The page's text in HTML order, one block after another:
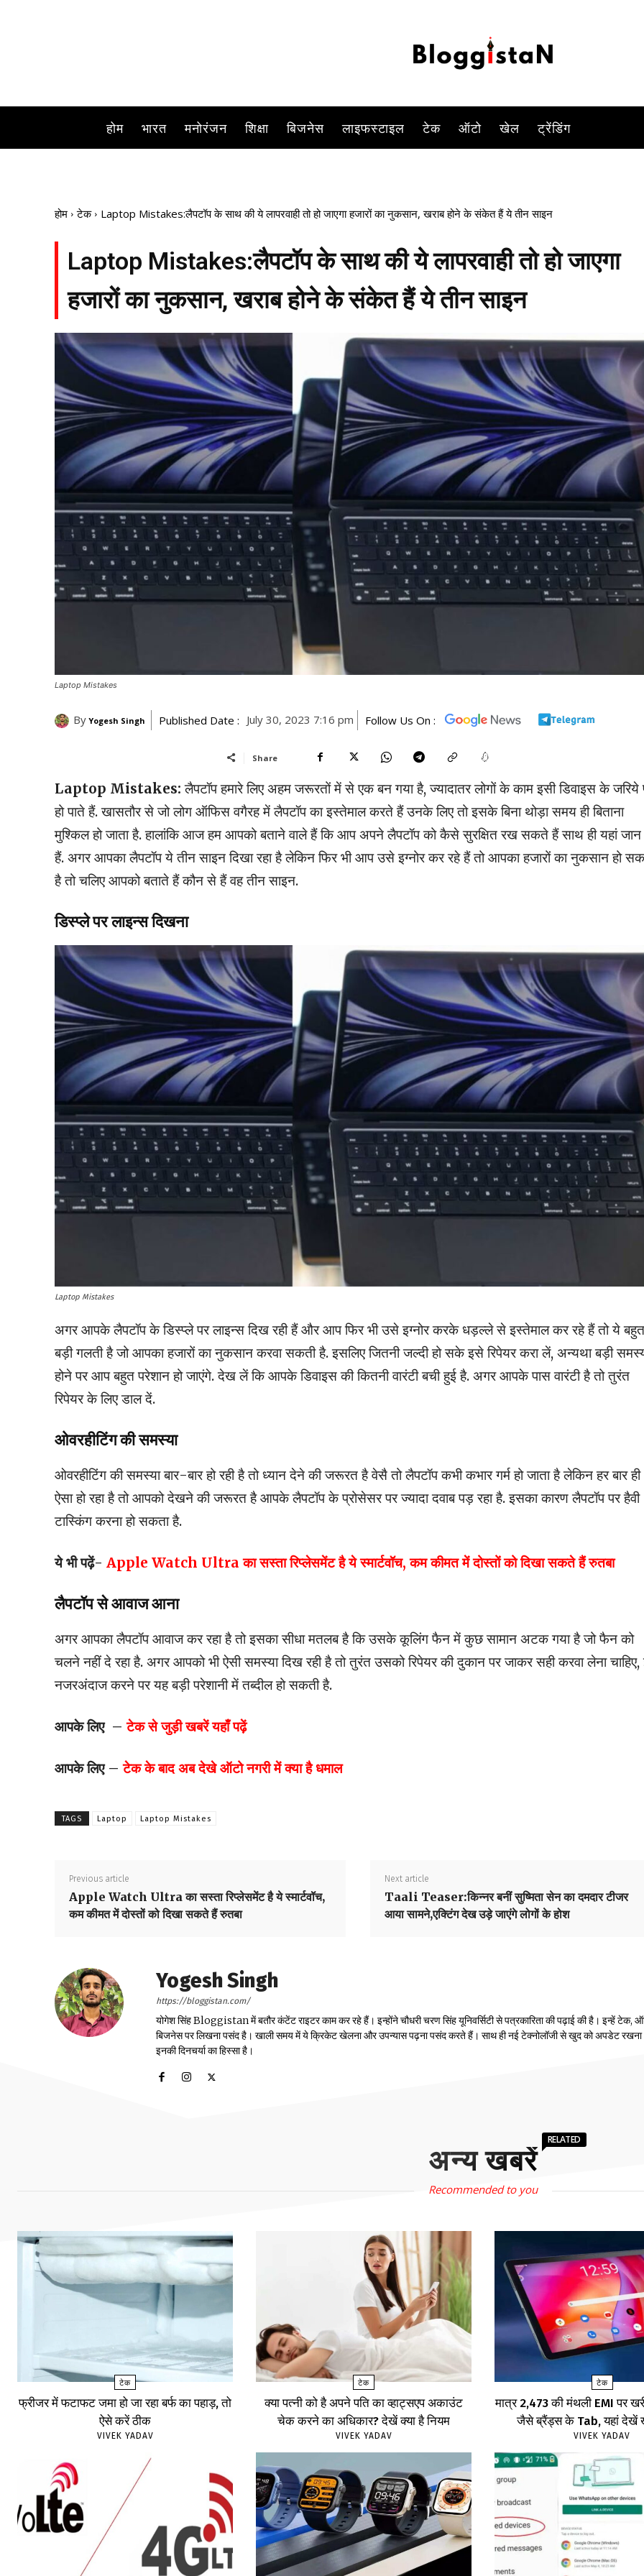
होम भारत मनोरंजन शिक्षा बिजनेस लाइफस्टाइल टेक ऑटो खेल ट्रेंडिंग
होम टेक Laptop Mistakes:लैपटॉप के साथ की ये लापरवाही तो हो जाएगा हजारों का नुकसान, खराब होने के संकेत हैं ये तीन साइन
Laptop Mistakes:लैपटॉप के साथ की ये लापरवाही तो हो जाएगा
हजारों का नुकसान, खराब होने के संकेत हैं ये तीन साइन
Laptop Mistakes
By Yogesh Singh Published Date : July 30, 2023 7:16 pm Follow Us On :
Share
Laptop Mistakes: लैपटॉप हमारे लिए अहम जरूरतों में से एक बन गया है, ज्यादातर लोगों के काम इसी डिवाइस के जरिये
हो पाते हैं. खासतौर से जो लोग ऑफिस वगैरह में लैपटॉप का इस्तेमाल करते हैं उनके लिए तो इसके बिना थोड़ा समय ही बिताना
मुश्किल हो जाता है. हालांकि आज हम आपको बताने वाले हैं कि आप अपने लैपटॉप को कैसे सुरक्षित रख सकते हैं साथ ही यहां जान
हैं. अगर आपका लैपटॉप ये तीन साइन दिखा रहा है लेकिन फिर भी आप उसे इग्नोर कर रहे हैं तो आपका हजारों का नुकसान हो
है तो चलिए आपको बताते हैं कौन से हैं वह तीन साइन.
डिस्प्ले पर लाइन्स दिखना
Laptop Mistakes
अगर आपके लैपटॉप के डिस्प्ले पर लाइन्स दिख रही हैं और आप फिर भी उसे इग्नोर करके धड़ल्ले से इस्तेमाल कर रहे हैं तो ये बहुत
बड़ी गलती है जो आपका हजारों का नुकसान करवा सकती है. इसलिए जितनी जल्दी हो सके इसे रिपेयर करा लें, अन्यथा बड़ी
होने पर आप बहुत परेशान हो जाएंगे. देख लें कि आपके डिवाइस की कितनी वारंटी बची हुई है. अगर आपके पास वारंटी है तो तुरंत
रिपेयर के लिए डाल दें.
ओवरहीटिंग की समस्या
ओवरहीटिंग की समस्या बार-बार हो रही है तो ध्यान देने की जरूरत है वेसै तो लैपटॉप कभी कभार गर्म हो जाता है लेकिन हर बार ही
ऐसा हो रहा है तो आपको देखने की जरूरत है आपके लैपटॉप के प्रोसेसर पर ज्यादा दवाब पड़ रहा है. इसका कारण लैपटॉप पर हैवी
टास्किंग करना हो सकता है.
ये भी पढ़ें- Apple Watch Ultra का सस्ता रिप्लेसमेंट है ये स्मार्टवॉच, कम कीमत में दोस्तों को दिखा सकते हैं रुतबा
लैपटॉप से आवाज आना
अगर आपका लैपटॉप आवाज कर रहा है तो इसका सीधा मतलब है कि उसके कूलिंग फैन में कुछ सामान अटक गया है जो फैन को
चलने नहीं दे रहा है. अगर आपको भी ऐसी समस्या दिख रही है तो तुरंत उसको रिपेयर की दुकान पर जाकर सही करवा लेना
नजरअंदाज करने पर यह बड़ी परेशानी में तब्दील हो सकती है.
आपके लिए –टेक से जुड़ी खबरें यहाँ पढ़ें
आपके लिए – टेक के बाद अब देखे ऑटो नगरी में क्या है धमाल
TAGS Laptop Laptop Mistakes
Previous article
Apple Watch Ultra का सस्ता रिप्लेसमेंट है ये स्मार्टवॉच,
कम कीमत में दोस्तों को दिखा सकते हैं रुतबा
Next article
Taali Teaser:किन्नर बनीं सुष्मिता सेन का दमदार टीजर
आया सामने,एक्टिंग देख उड़े जाएंगे लोगों के होश
Yogesh Singh
https://bloggistan.com/
योगेश सिंह Bloggistan में बतौर कंटेंट राइटर काम कर रहे हैं। इन्होंने चौधरी चरण सिंह यूनिवर्सिटी से पत्रकारिता की पढ़ाई की है। इन्हें टेक,
बिजनेस पर लिखना पसंद है। खाली समय में ये क्रिकेट खेलना और उपन्यास पढ़ना पसंद करते हैं। साथ ही नई टेक्नोलॉजी से खुद को अपडेट रखना
इनकी दिनचर्या का हिस्सा है।
अन्य खबरें
RELATED
Recommended to you
टेक
फ्रीजर में फटाफट जमा हो जा रहा बर्फ का पहाड़, तो
ऐसे करें ठीक
VIVEK YADAV
टेक
क्या पत्नी को है अपने पति का व्हाट्सएप अकाउंट
चेक करने का अधिकार? देखें क्या है नियम
VIVEK YADAV
टेक
मात्र ₹2,473 की मंथली EMI पर
जैसे ब्रैंड्स के Tab, यहां देखें
VIVEK YADAV